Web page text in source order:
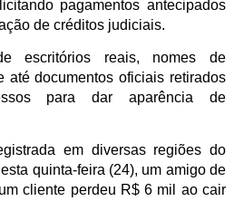
pagamentos antecipados
de créditos judiciais.
escritórios reais, nomes de
até documentos oficiais retirados
para dar aparência de
em diversas regiões do
quinta-feira (24), um amigo de
cliente perdeu R$ 6 mil ao cair